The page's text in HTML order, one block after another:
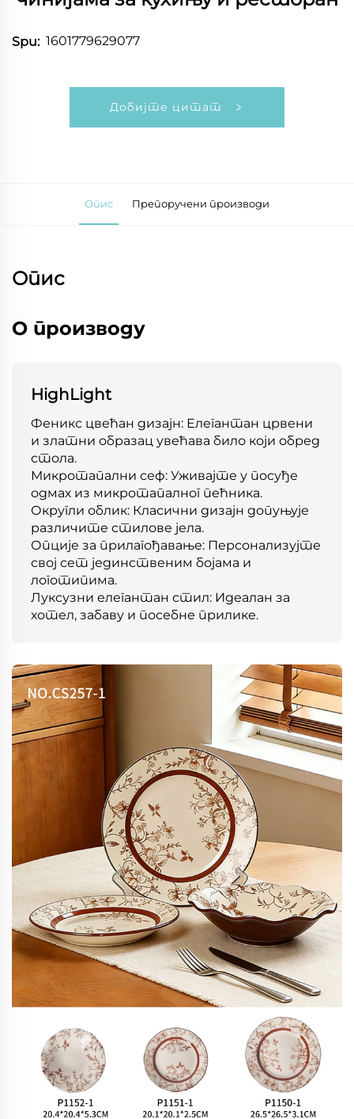
Spu: 1601779629077
Добијте цитат
Опис Препоручени производи
Опис
О производу
HighLight
Феникс цвећан дизајн: Елегантан црвени
и златни образац увећава било који обред
стола.
Микротапални сеф: Уживајте у посуђе
одмах из микротапалног пећника.
Округли облик: Класични дизајн допуњује
различите стилове јела.
Опције за прилагођавање: Персонализујте
свој сет јединственим бојама и
логотипима.
Луксузни елегантан стил: Идеалан за
хотел, забаву и посебне прилике.